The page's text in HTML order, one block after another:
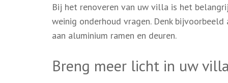
Bij het renoveren van uw villa is het
weinig onderhoud vragen. Denk
aan aluminium ramen en deuren.
Breng meer licht in uw villa